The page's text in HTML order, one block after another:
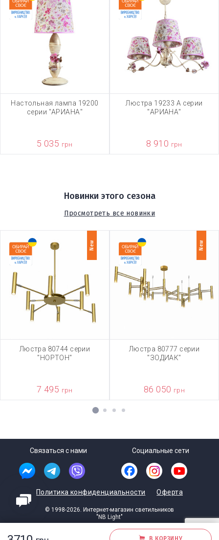
В КОРЗИНУ
Настольная лампа 19200
серии "АРИАНА"
5 035 грн
Люстра 19233 А серии
"АРИАНА"
8 910 грн
Новинки этого сезона
Просмотреть все новинки
New
Люстра 80744 серии
"НОРТОН"
7 495 грн
New
Люстра 80777 серии
"ЗОДИАК"
86 050 грн
1 2 3 4
Связаться с нами Социальные сети
Политика конфиденциальности Оферта
© 1998-2026. Интернет-магазин светильников
"NB Light"
Разработка студииDartc